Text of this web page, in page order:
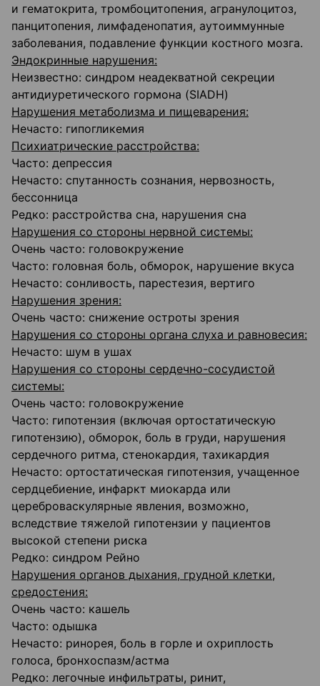
и гематокрита, тромбоцитопения, агранулоцитоз,
панцитопения, лимфаденопатия, аутоиммунные
заболевания, подавление функции костного мозга.
Эндокринные нарушения:
Неизвестно: синдром неадекватной секреции
антидиуретического гормона (SIADH)
Нарушения метаболизма и пищеварения:
Нечасто: гипогликемия
Психиатрические расстройства:
Часто: депрессия
Нечасто: спутанность сознания, нервозность,
бессонница
Редко: расстройства сна, нарушения сна
Нарушения со стороны нервной системы:
Очень часто: головокружение
Часто: головная боль, обморок, нарушение вкуса
Нечасто: сонливость, парестезия, вертиго
Нарушения зрения:
Очень часто: снижение остроты зрения
Нарушения со стороны органа слуха и равновесия:
Нечасто: шум в ушах
Нарушения со стороны сердечно-сосудистой
системы:
Очень часто: головокружение
Часто: гипотензия (включая ортостатическую
гипотензию), обморок, боль в груди, нарушения
сердечного ритма, стенокардия, тахикардия
Нечасто: ортостатическая гипотензия, учащенное
сердцебиение, инфаркт миокарда или
цереброваскулярные явления, возможно,
вследствие тяжелой гипотензии у пациентов
высокой степени риска
Редко: синдром Рейно
Нарушения органов дыхания, грудной клетки,
средостения:
Очень часто: кашель
Часто: одышка
Нечасто: ринорея, боль в горле и охриплость
голоса, бронхоспазм/астма
Редко: легочные инфильтраты, ринит,